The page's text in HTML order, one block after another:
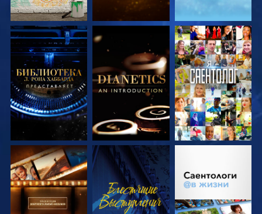
СМОТРЕТЬ
ПЕРЕДАЧИ
СМОТРЕТЬ
ПЕРЕДАЧИ
СМОТРЕТЬ
СМОТРЕТЬ
ПЕРЕДАЧИ
СМОТРЕТЬ
СМОТРЕТЬ